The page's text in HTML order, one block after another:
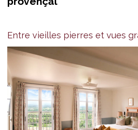
Entre vieilles pierres et vues